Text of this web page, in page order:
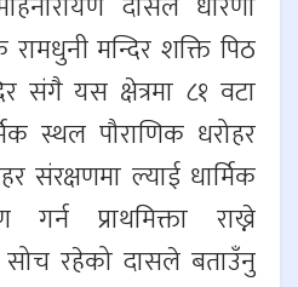
रामधुनी मन्दिर शक्ति पिठ
संगै यस क्षेत्रमा ८१ वटा
स्थल पौराणिक धरोहर
संरक्षणमा ल्याई धार्मिक
गर्न प्राथमिक्ता राख्ने
रहेको दासले बताउँनु